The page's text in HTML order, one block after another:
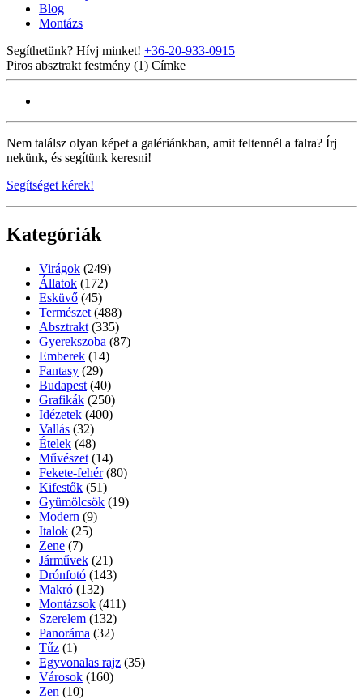
Blog
Montázs
Segíthetünk? Hívj minket! +36-20-933-0915
Piros absztrakt festmény (1) Címke
Nem találsz olyan képet a galériánkban, amit feltennél a falra? Írj
nekünk, és segítünk keresni!
Segítséget kérek!
Kategóriák
Virágok (249)
Állatok (172)
Esküvő (45)
Természet (488)
Absztrakt (335)
Gyerekszoba (87)
Emberek (14)
Fantasy (29)
Budapest (40)
Grafikák (250)
Idézetek (400)
Vallás (32)
Ételek (48)
Művészet (14)
Fekete-fehér (80)
Kifestők (51)
Gyümölcsök (19)
Modern (9)
Italok (25)
Zene (7)
Járművek (21)
Drónfotó (143)
Makró (132)
Montázsok (411)
Szerelem (132)
Panoráma (32)
Tűz (1)
Egyvonalas rajz (35)
Városok (160)
Zen (10)